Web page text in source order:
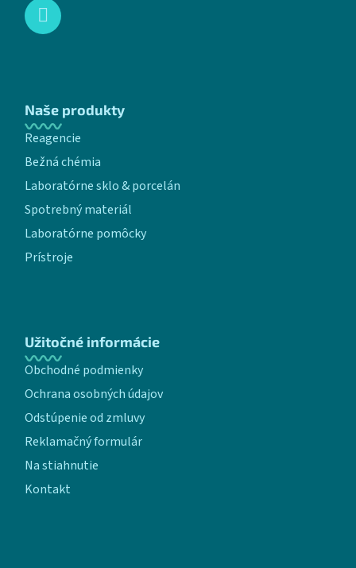
Naše produkty
Reagencie
Bežná chémia
Laboratórne sklo & porcelán
Spotrebný materiál
Laboratórne pomôcky
Prístroje
Užitočné informácie
Obchodné podmienky
Ochrana osobných údajov
Odstúpenie od zmluvy
Reklamačný formulár
Na stiahnutie
Kontakt